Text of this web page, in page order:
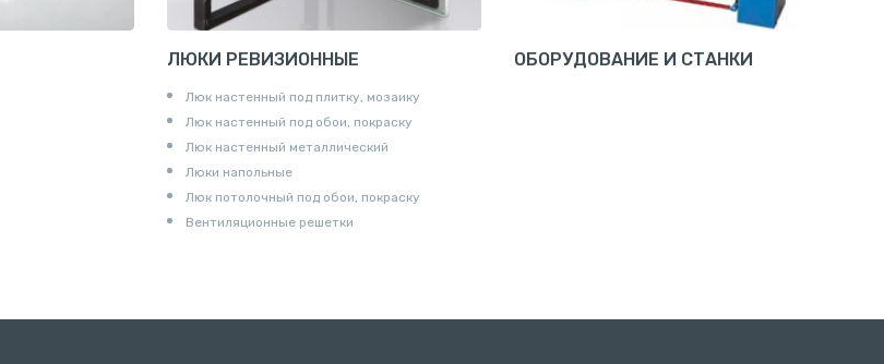
ЛЮКИ РЕВИЗИОННЫЕ
Люк настенный под плитку, мозаику
Люк настенный под обои, покраску
Люк настенный металлический
Люки напольные
Люк потолочный под обои, покраску
Вентиляционные решетки
ОБОРУДОВАНИЕ И СТАНКИ